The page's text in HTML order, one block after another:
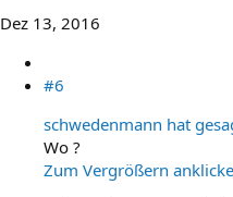
Dez 13, 2016
#6
schwedenmann hat
Wo ?
Zum Vergrößern